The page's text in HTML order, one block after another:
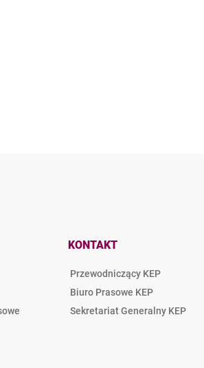
KONTAKT
Przewodniczący KEP
Biuro Prasowe KEP
Sekretariat Generalny KEP